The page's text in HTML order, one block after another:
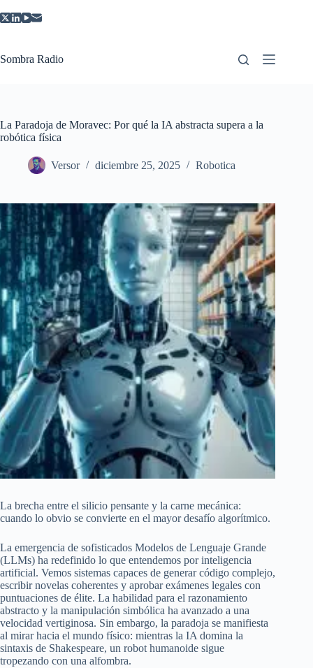
al
Sombra Radio
La Paradoja de Moravec: Por qué la IA abstracta supera a la
robótica física
Versor diciembre 25, 2025 Robotica
La brecha entre el silicio pensante y la carne mecánica:
cuando lo obvio se convierte en el mayor desafío algorítmico.
La emergencia de sofisticados Modelos de Lenguaje Grande
(LLMs) ha redefinido lo que entendemos por inteligencia
artificial. Vemos sistemas capaces de generar código complejo,
escribir novelas coherentes y aprobar exámenes legales con
puntuaciones de élite. La habilidad para el razonamiento
abstracto y la manipulación simbólica ha avanzado a una
velocidad vertiginosa. Sin embargo, la paradoja se manifiesta
al mirar hacia el mundo físico: mientras la IA domina la
sintaxis de Shakespeare, un robot humanoide sigue
tropezando con una alfombra.